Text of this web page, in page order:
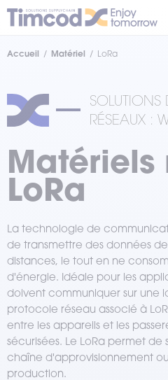
Accueil Matériel LoRa
SOLUTIONS
RÉSEAUX :
Matériels
LoRa
La technologie de
de transmettre des données
distances, le tout en ne
d'énergie. Idéale pour les
doivent communiquer sur une
protocole réseau associé à
entre les appareils et les
sécurisées. Le LoRa permet de
chaîne d'approvisionnement
production.